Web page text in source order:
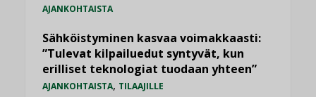
AJANKOHTAISTA
Sähköistyminen kasvaa voimakkaasti:
”Tulevat kilpailuedut syntyvät, kun
erilliset teknologiat tuodaan yhteen”
AJANKOHTAISTA, TILAAJILLE